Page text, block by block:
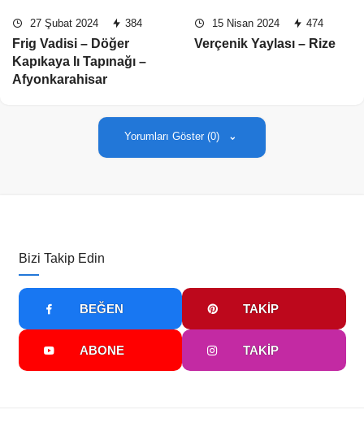
27 Şubat 2024 384
Frig Vadisi – Döğer
Kapıkaya Iı Tapınağı –
Afyonkarahisar
15 Nisan 2024 474
Verçenik Yaylası – Rize
Yorumları Göster (0)
Bizi Takip Edin
BEĞEN TAKIP
ABONE TAKIP